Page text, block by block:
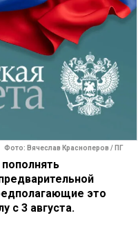
Фото: Вячеслав Красноперов / ПГ
это
с 3 августа.